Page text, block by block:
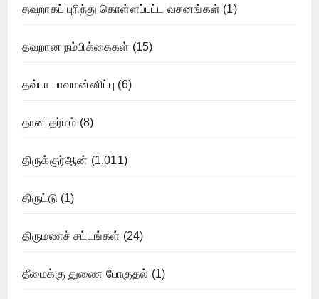
தவறாகப் புரிந்து கொள்ளப்பட்ட வசனங்கள் (1)
தவறான நம்பிக்கைகள் (15)
தவ்பா பாவமன்னிப்பு (6)
தான தர்மம் (8)
திருக்குர்ஆன் (1,011)
திருட்டு (1)
திருமணச் சட்டங்கள் (24)
தீமைக்கு துணை போகுதல் (1)